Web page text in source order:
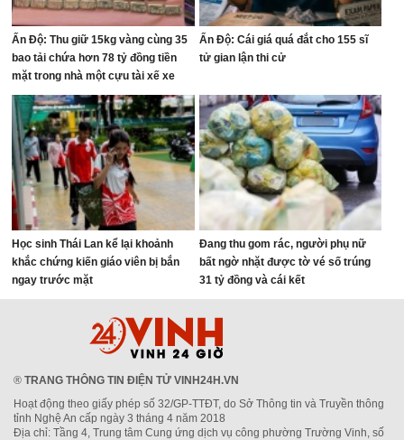
Ấn Độ: Thu giữ 15kg vàng cùng 35
bao tải chứa hơn 78 tỷ đồng tiền
mặt trong nhà một cựu tài xế xe
buýt
Ấn Độ: Cái giá quá đắt cho 155 sĩ
tử gian lận thi cử
Học sinh Thái Lan kể lại khoảnh
khắc chứng kiến giáo viên bị bắn
ngay trước mặt
Đang thu gom rác, người phụ nữ
bất ngờ nhặt được tờ vé số trúng
31 tỷ đồng và cái kết
® TRANG THÔNG TIN ĐIỆN TỬ VINH24H.VN
Hoạt động theo giấy phép số 32/GP-TTĐT, do Sở Thông tin và Truyền thông
tỉnh Nghệ An cấp ngày 3 tháng 4 năm 2018
Địa chỉ: Tầng 4, Trung tâm Cung ứng dịch vụ công phường Trường Vinh, số